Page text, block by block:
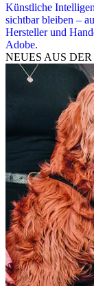
Künstliche
sichtbar bleiben –
Hersteller und
Adobe.
NEUES AUS